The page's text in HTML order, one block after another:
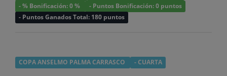
- % Bonificación: 0 %
- Puntos Bonificación: 0 puntos
- Puntos Ganados Total: 180 puntos
COPA ANSELMO PALMA CARRASCO - CUARTA